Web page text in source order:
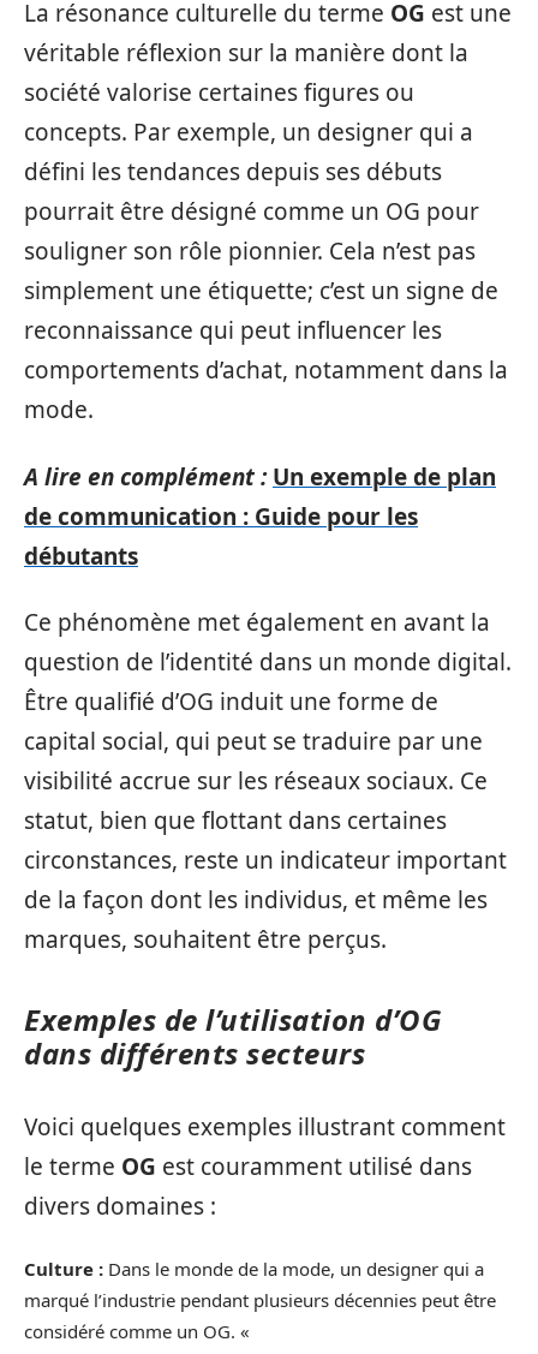
La résonance culturelle du terme OG est une
véritable réflexion sur la manière dont la
société valorise certaines figures ou
concepts. Par exemple, un designer qui a
défini les tendances depuis ses débuts
pourrait être désigné comme un OG pour
souligner son rôle pionnier. Cela n’est pas
simplement une étiquette; c’est un signe de
reconnaissance qui peut influencer les
comportements d’achat, notamment dans la
mode.
A lire en complément : Un exemple de plan
de communication : Guide pour les
débutants
Ce phénomène met également en avant la
question de l’identité dans un monde digital.
Être qualifié d’OG induit une forme de
capital social, qui peut se traduire par une
visibilité accrue sur les réseaux sociaux. Ce
statut, bien que flottant dans certaines
circonstances, reste un indicateur important
de la façon dont les individus, et même les
marques, souhaitent être perçus.
Exemples de l’utilisation d’OG
dans différents secteurs
Voici quelques exemples illustrant comment
le terme OG est couramment utilisé dans
divers domaines :
Culture : Dans le monde de la mode, un designer qui a
marqué l’industrie pendant plusieurs décennies peut être
considéré comme un OG. «